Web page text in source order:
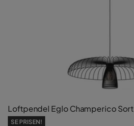
Loftpendel Eglo Champerico Sort
SE PRISEN!